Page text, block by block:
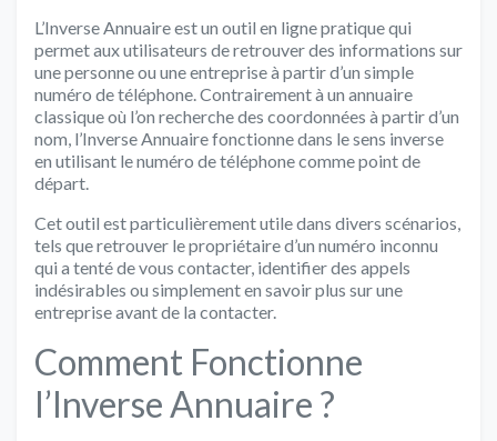
L’Inverse Annuaire est un outil en ligne pratique qui
permet aux utilisateurs de retrouver des informations sur
une personne ou une entreprise à partir d’un simple
numéro de téléphone. Contrairement à un annuaire
classique où l’on recherche des coordonnées à partir d’un
nom, l’Inverse Annuaire fonctionne dans le sens inverse
en utilisant le numéro de téléphone comme point de
départ.
Cet outil est particulièrement utile dans divers scénarios,
tels que retrouver le propriétaire d’un numéro inconnu
qui a tenté de vous contacter, identifier des appels
indésirables ou simplement en savoir plus sur une
entreprise avant de la contacter.
Comment Fonctionne
l’Inverse Annuaire ?